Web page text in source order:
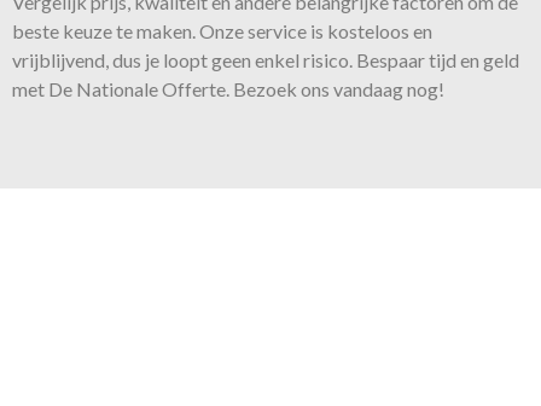
beste keuze te maken. Onzeservice is kosteloos en
vrijblijvend, dus je loopt geen enkel risico. Bespaar tijd en geld
met De Nationale Offerte. Bezoek ons vandaag nog!